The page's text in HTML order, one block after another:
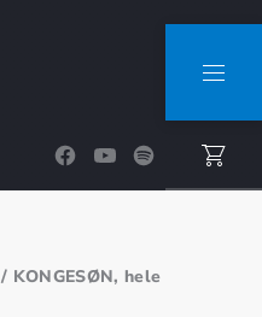
New Window
New Window
New Window
/ KONGESØN, hele